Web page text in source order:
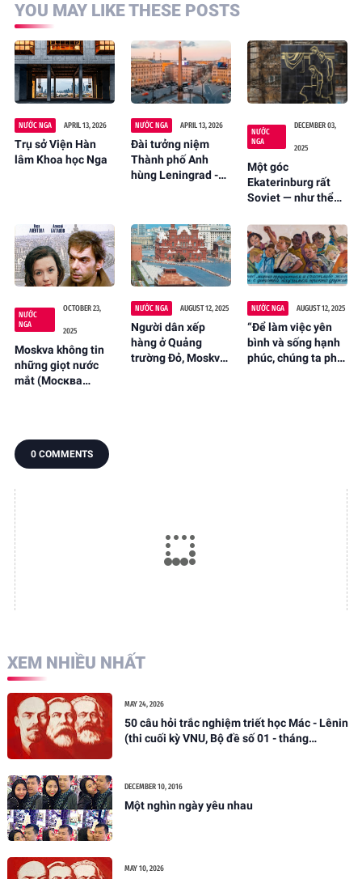
YOU MAY LIKE THESE POSTS
NƯỚC NGA APRIL 13, 2026
Trụ sở Viện Hàn
lâm Khoa học Nga
NƯỚC NGA APRIL 13, 2026
Đài tưởng niệm
Thành phố Anh
hùng Leningrad -
NƯỚC
NGA
DECEMBER 03,
2025
Một góc
Ekaterinburg rất
Soviet — như thể
đứng lại
NƯỚC
NGA
OCTOBER 23,
2025
Moskva không tin
những giọt nước
mắt (Москва
NƯỚC NGA AUGUST 12, 2025
Người dân xếp
hàng ở Quảng
trường Đỏ, Moskva,
NƯỚC NGA AUGUST 12, 2025
“Để làm việc yên
bình và sống hạnh
phúc, chúng ta phải
0 COMMENTS
XEM NHIỀU NHẤT
MAY 24, 2026
50 câu hỏi trắc nghiệm triết học Mác - Lênin
(thi cuối kỳ VNU, Bộ đề số 01 - tháng
DECEMBER 10, 2016
Một nghìn ngày yêu nhau
MAY 10, 2026